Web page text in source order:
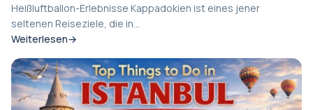
Heißluftballon-Erlebnisse Kappadokien ist eines jener
seltenen Reiseziele, die in...
Weiterlesen